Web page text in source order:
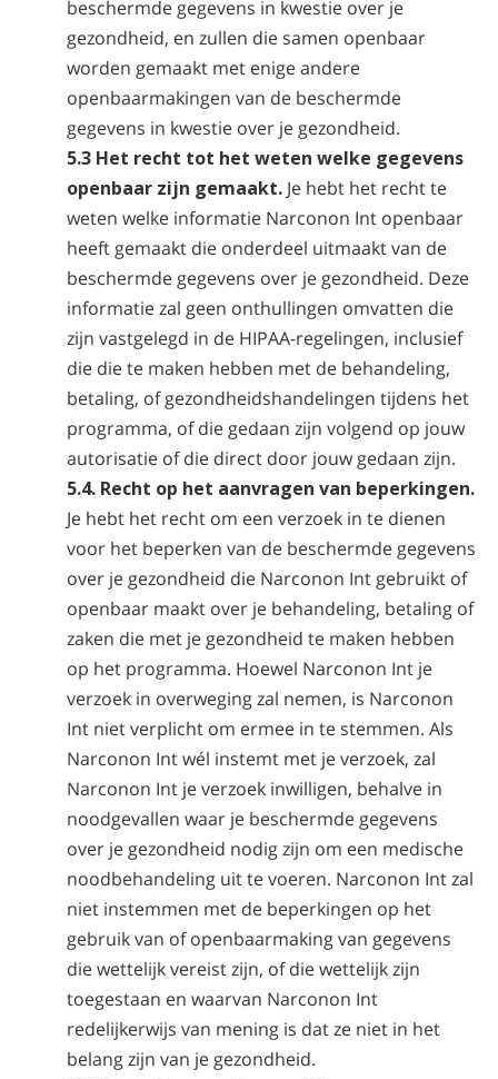
beschermde gegevens in kwestie over je
gezondheid, en zullen die samen openbaar
worden gemaakt met enige andere
openbaarmakingen van de beschermde
gegevens in kwestie over je gezondheid.
5.3 Het recht tot het weten welke gegevens
openbaar zijn gemaakt. Je hebt het recht te
weten welke informatie Narconon Int openbaar
heeft gemaakt die onderdeel uitmaakt van de
beschermde gegevens over je gezondheid. Deze
informatie zal geen onthullingen omvatten die
zijn vastgelegd in de HIPAA-regelingen, inclusief
die die te maken hebben met de behandeling,
betaling, of gezondheidshandelingen tijdens het
programma, of die gedaan zijn volgend op jouw
autorisatie of die direct door jouw gedaan zijn.
5.4. Recht op het aanvragen van beperkingen.
Je hebt het recht om een verzoek in te dienen
voor het beperken van de beschermde gegevens
over je gezondheid die Narconon Int gebruikt of
openbaar maakt over je behandeling, betaling of
zaken die met je gezondheid te maken hebben
op het programma. Hoewel Narconon Int je
verzoek in overweging zal nemen, is Narconon
Int niet verplicht om ermee in te stemmen. Als
Narconon Int wél instemt met je verzoek, zal
Narconon Int je verzoek inwilligen, behalve in
noodgevallen waar je beschermde gegevens
over je gezondheid nodig zijn om een medische
noodbehandeling uit te voeren. Narconon Int zal
niet instemmen met de beperkingen op het
gebruik van of openbaarmaking van gegevens
die wettelijk vereist zijn, of die wettelijk zijn
toegestaan en waarvan Narconon Int
redelijkerwijs van mening is dat ze niet in het
belang zijn van je gezondheid.